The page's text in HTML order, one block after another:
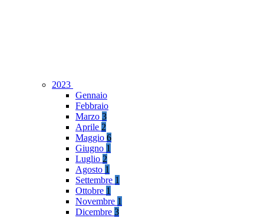
2023
Gennaio
Febbraio
Marzo 3
Aprile 2
Maggio 6
Giugno 1
Luglio 2
Agosto 1
Settembre 1
Ottobre 1
Novembre 1
Dicembre 3